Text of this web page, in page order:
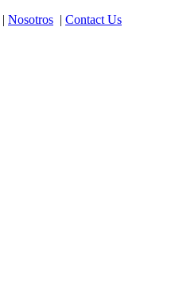
| Nosotros | Contact Us